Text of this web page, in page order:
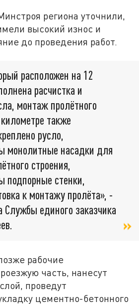
региона уточнили,
высокий износ и
до проведения работ.
расположен на 12
расчистка и
монтаж пролётного
также
русло,
монолитные насадки для
строения,
подпорные стенки,
к монтажу пролёта», -
Службы единого заказчика
рабочие
часть, нанесут
проведут
цементно-бетонного